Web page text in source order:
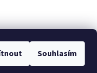
Souhlasím